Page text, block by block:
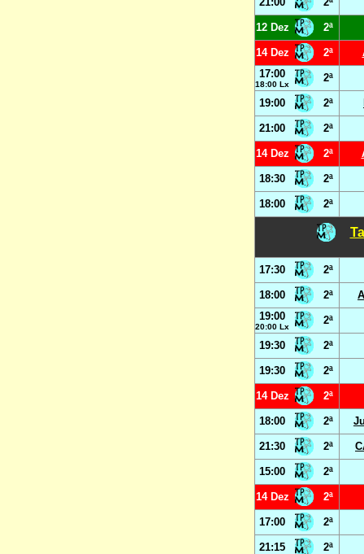
12 Dez 2ª
14 Dez 2ª
17:00
18:00 Lx
2ª
19:00 2ª
21:00 2ª
14 Dez 2ª
18:30 2ª
18:00 2ª
17:30 2ª
18:00 2ª
19:00
20:00 Lx
2ª
19:30 2ª
19:30 2ª
14 Dez 2ª
18:00 2ª
21:30 2ª
15:00 2ª
14 Dez 2ª
17:00 2ª
21:15 2ª